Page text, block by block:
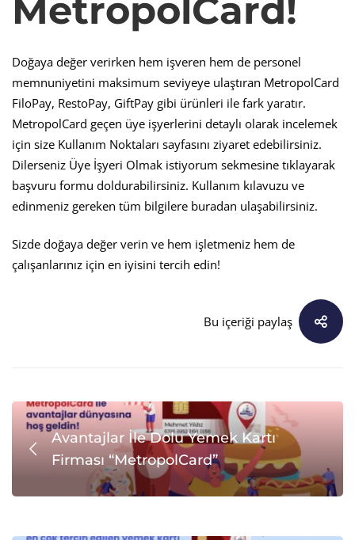
MetropolCard!
Doğaya değer verirken hem işveren hem de personel
memnuniyetini maksimum seviyeye ulaştıran MetropolCard
FiloPay, RestoPay, GiftPay gibi ürünleri ile fark yaratır.
MetropolCard geçen üye işyerlerini detaylı olarak incelemek
için size Kullanım Noktaları sayfasını ziyaret edebilirsiniz.
Dilerseniz Üye İşyeri Olmak istiyorum sekmesine tıklayarak
başvuru formu doldurabilirsiniz. Kullanım kılavuzu ve
edinmeniz gereken tüm bilgilere buradan ulaşabilirsiniz.
Sizde doğaya değer verin ve hem işletmeniz hem de
çalışanlarınız için en iyisini tercih edin!
Bu içeriği paylaş
Avantajlar İle Dolu Yemek Kartı
Firması “MetropolCard”